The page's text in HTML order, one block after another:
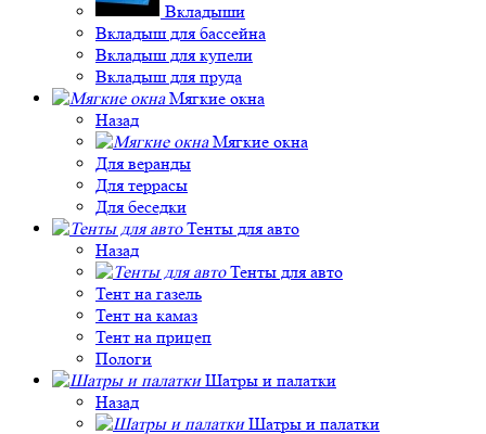
Вкладыши
Вкладыш для бассейна
Вкладыш для купели
Вкладыш для пруда
Мягкие окна
Назад
Мягкие окна
Для веранды
Для террасы
Для беседки
Тенты для авто
Назад
Тенты для авто
Тент на газель
Тент на камаз
Тент на прицеп
Пологи
Шатры и палатки
Назад
Шатры и палатки